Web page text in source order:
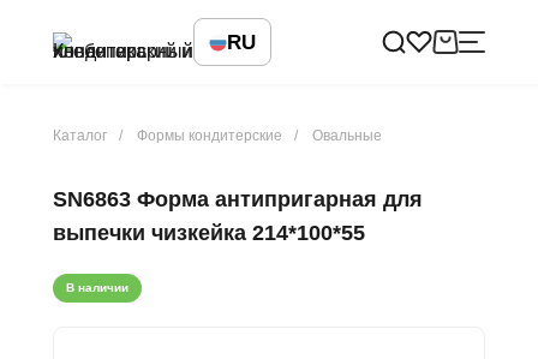
RU
Каталог Формы кондитерские Овальные
SN6863 Форма антипригарная для
выпечки чизкейка 214*100*55
В наличии